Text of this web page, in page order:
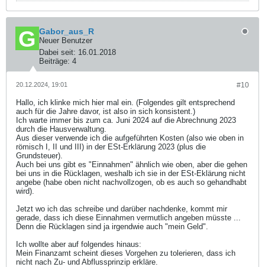
Gabor_aus_R
Neuer Benutzer
Dabei seit: 16.01.2018
Beiträge: 4
#10
20.12.2024, 19:01
Hallo, ich klinke mich hier mal ein. (Folgendes gilt entsprechend
auch für die Jahre davor, ist also in sich konsistent.)
Ich warte immer bis zum ca. Juni 2024 auf die Abrechnung 2023
durch die Hausverwaltung.
Aus dieser verwende ich die aufgeführten Kosten (also wie oben in
römisch I, II und III) in der ESt-Erklärung 2023 (plus die
Grundsteuer).
Auch bei uns gibt es "Einnahmen" ähnlich wie oben, aber die gehen
bei uns in die Rücklagen, weshalb ich sie in der ESt-Eklärung nicht
angebe (habe oben nicht nachvollzogen, ob es auch so gehandhabt
wird).
Jetzt wo ich das schreibe und darüber nachdenke, kommt mir
gerade, dass ich diese Einnahmen vermutlich angeben müsste ...
Denn die Rücklagen sind ja irgendwie auch "mein Geld".
Ich wollte aber auf folgendes hinaus:
Mein Finanzamt scheint dieses Vorgehen zu tolerieren, dass ich
nicht nach Zu- und Abflussprinzip erkläre.